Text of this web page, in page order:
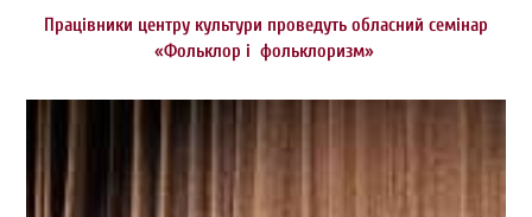
Працівники центру культури проведуть обласний семінар
«Фольклор і фольклоризм»